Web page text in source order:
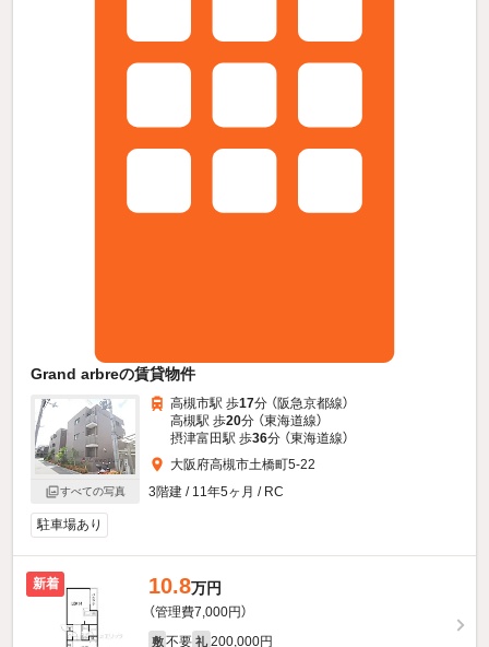
Grand arbreの賃貸物件
すべての写真
高槻市駅 歩17分 （阪急京都線）
高槻駅 歩20分 （東海道線）
摂津富田駅 歩36分 （東海道線）
大阪府高槻市土橋町5-22
3階建 / 11年5ヶ月 / RC
駐車場あり
新着 10.8万円
（管理費7,000円）
敷 不要 礼 200,000円